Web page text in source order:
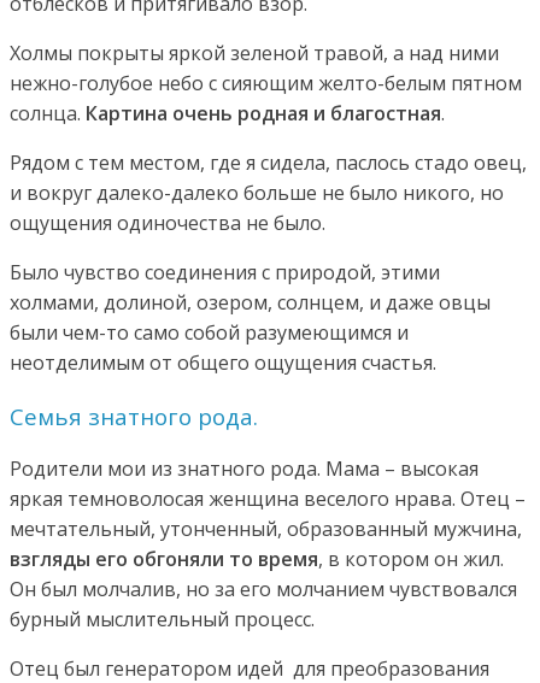
Холмы покрыты яркой зеленой травой, а над ними
нежно-голубое небо с сияющим желто-белым пятном
солнца. Картина очень родная и благостная.
Рядом с тем местом, где я сидела, паслось стадо овец,
и вокруг далеко-далеко больше не было никого, но
ощущения одиночества не было.
Было чувство соединения с природой, этими
холмами, долиной, озером, солнцем, и даже овцы
были чем-то само собой разумеющимся и
неотделимым от общего ощущения счастья.
Семья знатного рода.
Родители мои из знатного рода. Мама – высокая
яркая темноволосая женщина веселого нрава. Отец –
мечтательный, утонченный, образованный мужчина,
взгляды его обгоняли то время, в котором он жил.
Он был молчалив, но за его молчанием чувствовался
бурный мыслительный процесс.
Отец был генератором идей для преобразования